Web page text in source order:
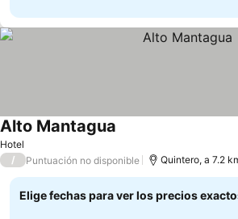
Hotel
Alto Mantagua
/ Puntuación no disponible Quintero, a 7.2
Elige fechas para ver los precios